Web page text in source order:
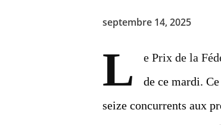
septembre 14, 2025
L
e Prix de la
de ce mardi.
seize concurrents aux